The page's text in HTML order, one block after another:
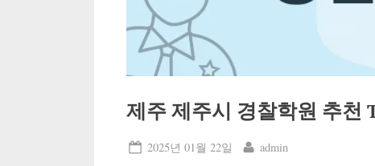
제주 제주시 경찰학원 추천
Posted
2025년 01월 22일 By
admin